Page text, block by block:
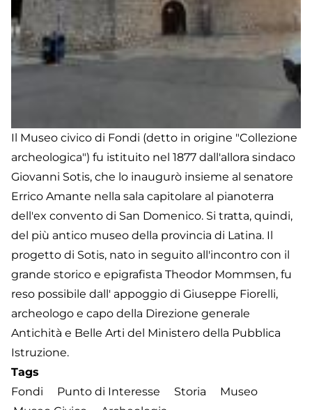
Il Museo civico di Fondi (detto in origine "Collezione
archeologica") fu istituito nel 1877 dall'allora sindaco
Giovanni Sotis, che lo inaugurò insieme al senatore
Errico Amante nella sala capitolare al pianoterra
dell'ex convento di San Domenico. Si tratta, quindi,
del più antico museo della provincia di Latina. Il
progetto di Sotis, nato in seguito all'incontro con il
grande storico e epigrafista Theodor Mommsen, fu
reso possibile dall' appoggio di Giuseppe Fiorelli,
archeologo e capo della Direzione generale
Antichità e Belle Arti del Ministero della Pubblica
Istruzione.
Tags
Fondi
Punto di Interesse Storia
Museo